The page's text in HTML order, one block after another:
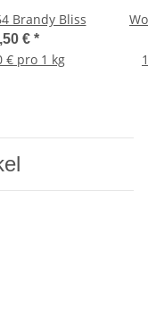
Brandy Bliss
€ *
€ pro 1 kg